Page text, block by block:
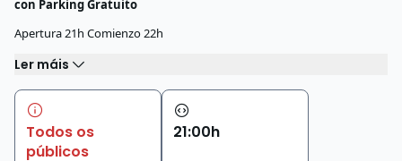
con Parking Gratuito
Apertura 21h Comienzo 22h
Ler máis
Todos os
públicos
21:00h